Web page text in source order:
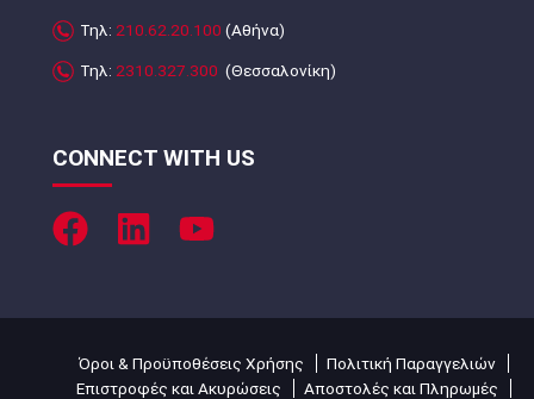
Τηλ: 210.62.20.100 (Αθήνα)
Τηλ: 2310.327.300 (Θεσσαλονίκη)
CONNECT WITH US
Όροι & Προϋποθέσεις Χρήσης
Πολιτική Παραγγελιών
Επιστροφές και Ακυρώσεις
Αποστολές και Πληρωμές